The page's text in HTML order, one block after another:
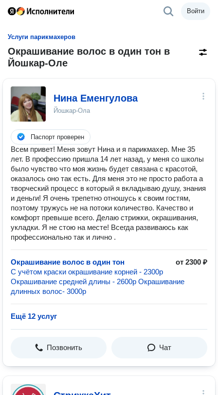
Войти
Услуги парикмахеров
Окрашивание волос в один тон в
Йошкар-Оле
Нина Еменгулова
Йошкар-Ола
Паспорт проверен
Всем привет! Меня зовут Нина и я парикмахер. Мне 35
лет. В профессию пришла 14 лет назад, у меня со школы
было чувство что моя жизнь будет связана с красотой,
оказалось оно так есть. Для меня это не просто работа а
творческий процесс в который я вкладываю душу, знания
и деньги! Я очень трепетно отношусь к своим гостям,
поэтому тружусь не на потоки количество. Качество и
комфорт превыше всего. Делаю стрижки, окрашивания,
укладки. Я не стою на месте! Всегда развиваюсь как
профессионально так и лично .
Окрашивание волос в один тон
от 2300 ₽
С учётом краски окрашивание корней - 2300р
Окрашивание средней длины - 2600р Окрашивание
длинных волос- 3000р
Ещё 12 услуг
Позвонить Чат